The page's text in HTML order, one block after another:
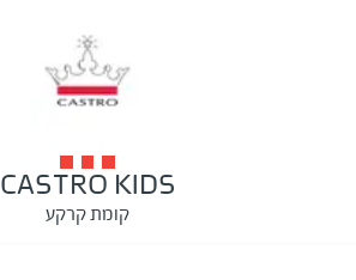
CASTRO KIDS
קומת קרקע